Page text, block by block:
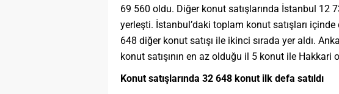
69 560 oldu. Diğer konut satışlarında İstanbul 12
yerleşti. İstanbul’daki toplam konut satışları içinde
648 diğer konut satışı ile ikinci sırada yer aldı.
konut satışının en az olduğu il 5 konut ile Hakkari
Konut satışlarında 32 648 konut ilk defa satıldı